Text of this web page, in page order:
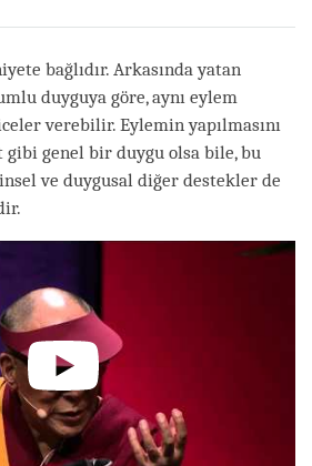
bağlıdır. Arkasında yatan
duyguya göre, aynı eylem
verebilir. Eylemin yapılmasını
gibi genel bir duygu olsa bile, bu
ve duygusal diğer destekler de